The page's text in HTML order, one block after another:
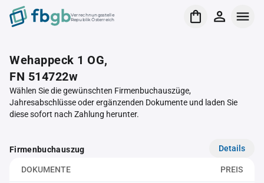
Verrechnungsstelle
Republik Österreich
Wehappeck 1 OG,
FN 514722w
Wählen Sie die gewünschten Firmenbuchauszüge,
Jahresabschlüsse oder ergänzenden Dokumente und laden Sie
diese sofort nach Zahlung herunter.
Firmenbuchauszug Details
DOKUMENTE PREIS